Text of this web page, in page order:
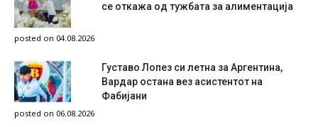
се откажа од тужбата за алиментација
posted on 04.08.2026
Густаво Лопез си летна за Аргентина,
Вардар остана вез асистентот на
Фабијани
posted on 06.08.2026